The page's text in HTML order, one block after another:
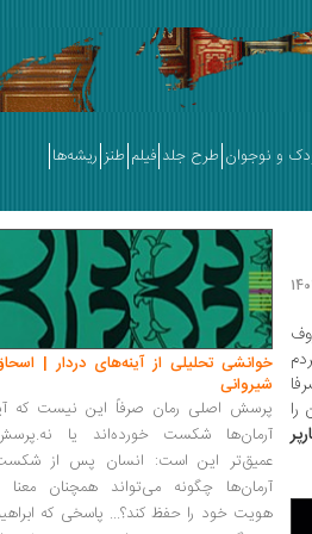
و نوجوان طرح جلد فیلم طنز ریشه‌ها
خوانشی تحلیلی از آینه‌های دردار |
شیروانی
پرسش اصلی رمان صرفاً این نیست که
آرمان‌ها شکست خورده‌اند یا
عمیق‌تر این است: انسان پس از
آرمان‌ها چگونه می‌تواند همچنان معنا
هویت خود را حفظ کند؟... پاسخی که